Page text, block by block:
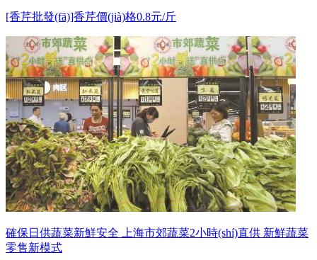
[香芹批發(fā)]香芹價(jià)格0.8元/斤
確保日供蔬菜新鮮安全 上海市郊蔬菜2小時(shí)直供 新鮮蔬菜
零售新模式